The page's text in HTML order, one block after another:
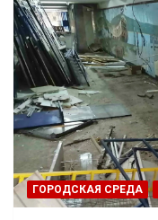
ГОРОДСКАЯ СРЕДА